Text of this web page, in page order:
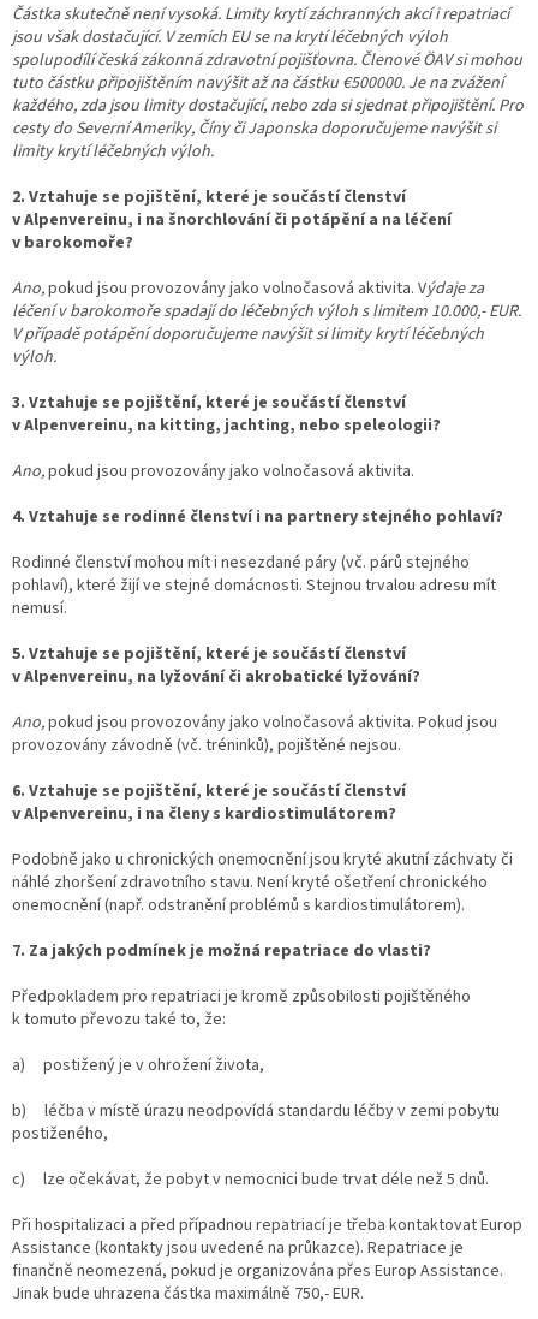
Částka skutečně není vysoká. Limity krytí záchranných akcí i repatriací
jsou však dostačující. V zemích EU se na krytí léčebných výloh
spolupodílí česká zákonná zdravotní pojišťovna. Členové ÖAV si mohou
tuto částku připojištěním navýšit až na částku €500000. Je na zvážení
každého, zda jsou limity dostačující, nebo zda si sjednat připojištění. Pro
cesty do Severní Ameriky, Číny či Japonska doporučujeme navýšit si
limity krytí léčebných výloh.
2. Vztahuje se pojištění, které je součástí členství
v Alpenvereinu, i na šnorchlování či potápění a na léčení
v barokomoře?
Ano,pokud jsou provozovány jako volnočasová aktivita. Výdaje za
léčení v barokomoře spadají do léčebných výloh s limitem 10.000,- EUR.
V případě potápění doporučujeme navýšit si limity krytí léčebných
výloh.
3. Vztahuje se pojištění, které je součástí členství
v Alpenvereinu, na kitting, jachting, nebo speleologii?
Ano,pokud jsou provozovány jako volnočasová aktivita.
4. Vztahuje se rodinné členství i na partnery stejného pohlaví?
Rodinné členství mohou mít i nesezdané páry (vč. párů stejného
pohlaví), které žijí ve stejné domácnosti. Stejnou trvalou adresu mít
nemusí.
5. Vztahuje se pojištění, které je součástí členství
v Alpenvereinu, na lyžování či akrobatické lyžování?
Ano,pokud jsou provozovány jako volnočasová aktivita. Pokud jsou
provozovány závodně (vč. tréninků), pojištěné nejsou.
6. Vztahuje se pojištění, které je součástí členství
v Alpenvereinu, i na členy s kardiostimulátorem?
Podobně jako u chronických onemocnění jsou kryté akutní záchvaty či
náhlé zhoršení zdravotního stavu. Není kryté ošetření chronického
onemocnění (např. odstranění problémů s kardiostimulátorem).
7. Za jakých podmínek je možná repatriace do vlasti?
Předpokladem pro repatriaci je kromě způsobilosti pojištěného
k tomuto převozu také to, že:
a) postižený je v ohrožení života,
b) léčba v místě úrazu neodpovídá standardu léčby v zemi pobytu
postiženého,
c) lze očekávat, že pobyt v nemocnici bude trvat déle než 5 dnů.
Při hospitalizaci a před případnou repatriací je třeba kontaktovat Europ
Assistance (kontakty jsou uvedené na průkazce). Repatriace je
finančně neomezená, pokud je organizována přes Europ Assistance.
Jinak bude uhrazena částka maximálně 750,- EUR.